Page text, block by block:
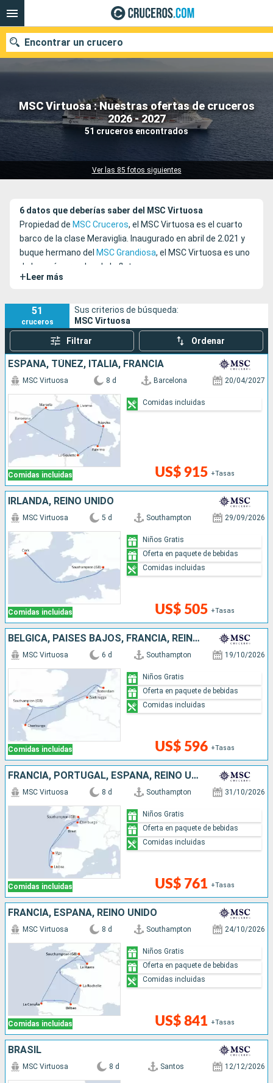
MSC Virtuosa : Nuestras ofertas de cruceros
2026 - 2027
51 cruceros encontrados
Ver las 85 fotos siguientes
Encontrar un crucero
Nuestros destinos
Fecha de salida
6 datos que deberías saber del MSC Virtuosa
Propiedad de MSC Cruceros, el MSC Virtuosa es el cuarto
barco de la clase Meraviglia. Inaugurado en abril de 2.021 y
buque hermano del MSC Grandiosa, el MSC Virtuosa es uno
de los más grandes de la flota.
+ Leer más
51
cruceros
Sus criterios de búsqueda:
MSC Virtuosa
Filtrar Ordenar
ESPAÑA, TÚNEZ, ITALIA, FRANCIA
Comidas incluidas
MSC Virtuosa 8 d Barcelona 20/04/2027
US$ 915 +Tasas
Comidas incluidas
IRLANDA, REINO UNIDO
Comidas incluidas
MSC Virtuosa 5 d Southampton 29/09/2026
US$ 505 +Tasas
Niños Gratis
Oferta en paquete de bebidas
Comidas incluidas
BÉLGICA, PAISES BAJOS, FRANCIA, REINO UNIDO
Comidas incluidas
MSC Virtuosa 6 d Southampton 19/10/2026
US$ 596 +Tasas
Niños Gratis
Oferta en paquete de bebidas
Comidas incluidas
FRANCIA, PORTUGAL, ESPAÑA, REINO UNIDO
Comidas incluidas
MSC Virtuosa 8 d Southampton 31/10/2026
US$ 761 +Tasas
Niños Gratis
Oferta en paquete de bebidas
Comidas incluidas
FRANCIA, ESPAÑA, REINO UNIDO
Comidas incluidas
MSC Virtuosa 8 d Southampton 24/10/2026
US$ 841 +Tasas
Niños Gratis
Oferta en paquete de bebidas
Comidas incluidas
BRASIL
MSC Virtuosa 8 d Santos 12/12/2026